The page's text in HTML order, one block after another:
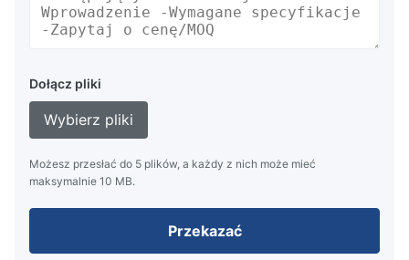
Dołącz pliki
Wybierz pliki
Możesz przesłać do 5 plików, a każdy z nich może mieć
maksymalnie 10 MB.
Przekazać